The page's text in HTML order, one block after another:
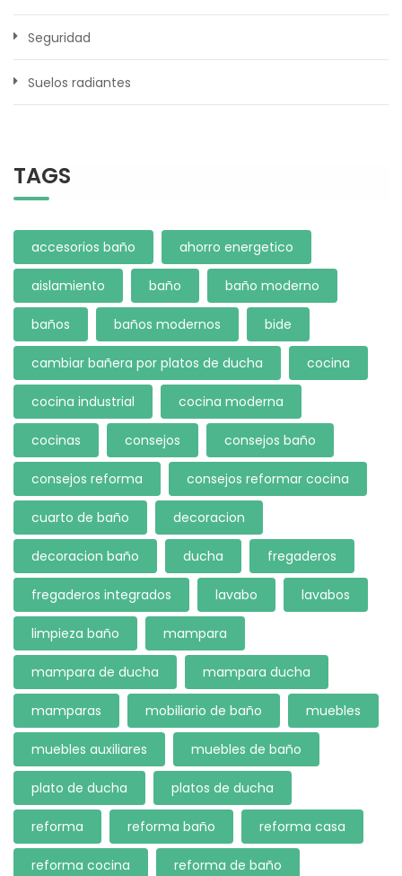
Seguridad
Suelos radiantes
TAGS
accesorios baño ahorro energetico
aislamiento baño baño moderno
baños baños modernos bide
cambiar bañera por platos de ducha cocina
cocina industrial cocina moderna
cocinas consejos consejos baño
consejos reforma consejos reformar cocina
cuarto de baño decoracion
decoracion baño ducha fregaderos
fregaderos integrados lavabo lavabos
limpieza baño mampara
mampara de ducha mampara ducha
mamparas mobiliario de baño muebles
muebles auxiliares muebles de baño
plato de ducha platos de ducha
reforma reforma baño reforma casa
reforma cocina reforma de baño